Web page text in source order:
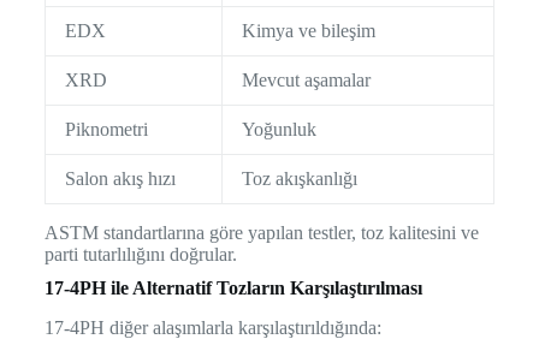
EDX Kimya ve bileşim
XRD Mevcut aşamalar
Piknometri Yoğunluk
Salon akış hızı Toz akışkanlığı
ASTM standartlarına göre yapılan testler, toz kalitesini ve
parti tutarlılığını doğrular.
17-4PH ile Alternatif Tozların Karşılaştırılması
17-4PH diğer alaşımlarla karşılaştırıldığında: